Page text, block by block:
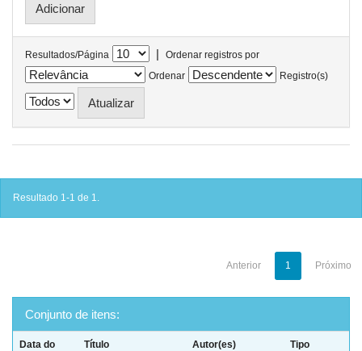
Resultados/Página |
Ordenar registros por
Ordenar
Registro(s)
Resultado 1-1 de 1.
Anterior 1 Próximo
Conjunto de itens:
Data do
Título Autor(es) Tipo